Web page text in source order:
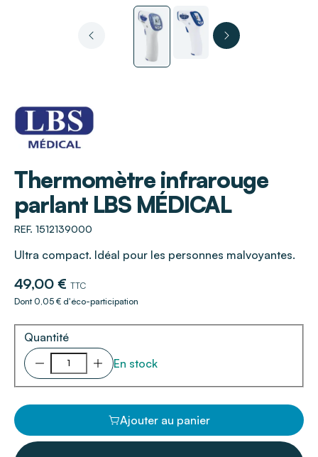
Thermomètre infrarouge
parlant LBS MÉDICAL
REF. 1512139000
Ultra compact. Idéal pour les personnes malvoyantes.
49,00 € TTC
Dont 0,05 € d'éco-participation
Quantité
En stock
Ajouter au panier